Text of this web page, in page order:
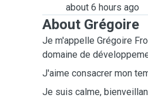
about 6 hours ago
About Grégoire
Je m'appelle Grégoire
domaine de
J'aime consacrer mon
Je suis calme,